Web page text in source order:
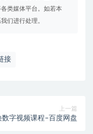
类媒体平台。如若本
们进行处理。
接
上一篇
字视频课程–百度网盘